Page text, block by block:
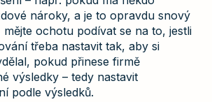
nároky, a je to opravdu snový
ochotu podívat se na to, jestli
třeba nastavit tak, aby si
pokud přinese firmě
výsledky – tedy nastavit
podle výsledků.